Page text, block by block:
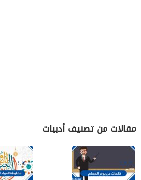
مقالات من تصنيف أدبيات